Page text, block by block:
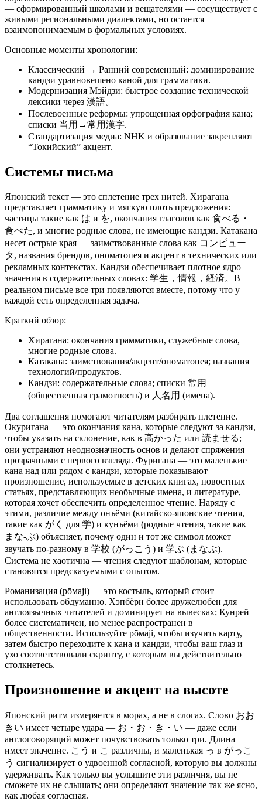
— сформированный школами и вещателями — сосуществует с
живыми региональными диалектами, но остается
взаимопонимаемым в формальных условиях.
Основные моменты хронологии:
Классический → Ранний современный: доминирование
кандзи уравновешено каной для грамматики.
Модернизация Мэйдзи: быстрое создание технической
лексики через 漢語。
Послевоенные реформы: упрощенная орфография кана;
списки 当用→常用漢字.
Стандартизация медиа: NHK и образование закрепляют
“Токийский” акцент.
Системы письма
Японский текст — это сплетение трех нитей. Хирагана
представляет грамматику и мягкую плоть предложения:
частицы такие как は и を, окончания глаголов как 食べる・
食べた, и многие родные слова, не имеющие кандзи. Катакана
несет острые края — заимствованные слова как コンピュー
タ, названия брендов, ономатопея и акцент в технических или
рекламных контекстах. Кандзи обеспечивает плотное ядро
значения в содержательных словах: 学生，情報，経済。В
реальном письме все три появляются вместе, потому что у
каждой есть определенная задача.
Краткий обзор:
Хирагана: окончания грамматики, служебные слова,
многие родные слова.
Катакана: заимствования/акцент/ономатопея; названия
технологий/продуктов.
Кандзи: содержательные слова; списки 常用
(общественная грамотность) и 人名用 (имена).
Два соглашения помогают читателям разбирать плетение.
Окуригана — это окончания кана, которые следуют за кандзи,
чтобы указать на склонение, как в 高かった или 読ませる;
они устраняют неоднозначность основ и делают спряжения
прозрачными с первого взгляда. Фуригана — это маленькие
кана над или рядом с кандзи, которые показывают
произношение, используемые в детских книгах, новостных
статьях, представляющих необычные имена, и литературе,
которая хочет обеспечить определенное чтение. Наряду с
этими, различие между онъёми (китайско-японские чтения,
такие как がく для 学) и кунъёми (родные чтения, такие как
まな‑ぶ) объясняет, почему один и тот же символ может
звучать по-разному в 学校 (がっこう) и 学ぶ (まなぶ).
Система не хаотична — чтения следуют шаблонам, которые
становятся предсказуемыми с опытом.
Романизация (рōмаji) — это костыль, который стоит
использовать обдуманно. Хэпбёрн более дружелюбен для
англоязычных читателей и доминирует на вывесках; Кунрей
более систематичен, но менее распространен в
общественности. Используйте рōмаji, чтобы изучить карту,
затем быстро переходите к кана и кандзи, чтобы ваш глаз и
ухо соответствовали скрипту, с которым вы действительно
столкнетесь.
Произношение и акцент на высоте
Японский ритм измеряется в морах, а не в слогах. Слово おお
きい имеет четыре удара — お・お・き・い — даже если
англоговорящий может почувствовать только три. Длина
имеет значение. こう и こ различны, и маленькая っ в がっこ
う сигнализирует о удвоенной согласной, которую вы должны
удерживать. Как только вы услышите эти различия, вы не
сможете их не слышать; они определяют значение так же ясно,
как любая согласная.